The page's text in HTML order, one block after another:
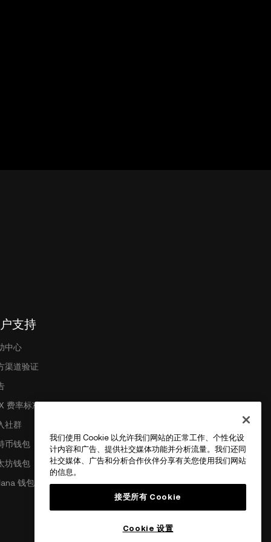
支持
中心
渠道验证
费率标准
社群
币钱包
坊钱包
钱包
我们使用 Cookie 以允许我们网站的正常工作、个性化设
计内容和广告、提供社交媒体功能并分析流量。我们还同
社交媒体、广告和分析合作伙伴分享有关您使用我们网站
的信息。
接受所有 Cookie
Cookie 设置